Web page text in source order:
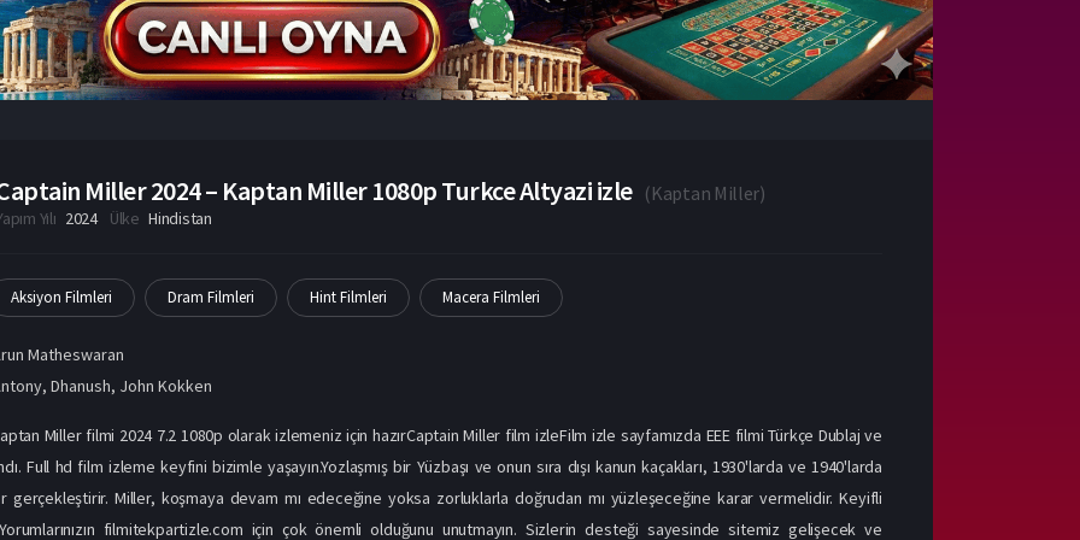
Miller 2024 – Kaptan Miller 1080p Turkce Altyazi izle (Kaptan Miller)
Yılı 2024 Ülke Hindistan
Aksiyon Filmleri Dram Filmleri Hint Filmleri Macera Filmleri
Matheswaran
,Dhanush, John Kokken
Miller filmi 2024 7.2 1080p olarak izlemeniz için hazırCaptain Miller film izleFilm izle sayfamızda EEE filmi Türkçe Dublaj ve
Full hd film izleme keyfini bizimle yaşayın.Yozlaşmış bir Yüzbaşı ve onun sıra dışı kanun kaçakları, 1930'larda ve 1940'larda
gerçekleştirir. Miller, koşmaya devam mı edeceğine yoksa zorluklarla doğrudan mı yüzleşeceğine karar vermelidir. Keyifli
filmitekpartizle.com için çok önemli olduğunu unutmayın. Sizlerin desteği sayesinde sitemiz gelişecek ve